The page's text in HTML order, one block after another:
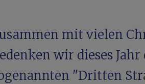
mit vielen
wir dieses Jahr
"Dritten